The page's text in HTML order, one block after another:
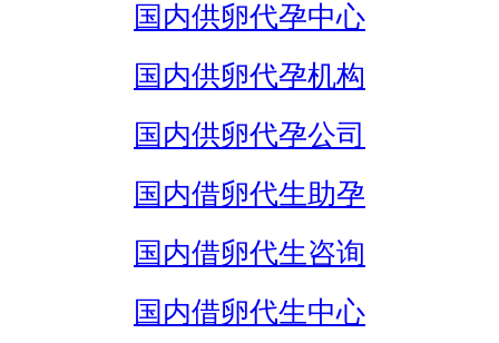
国内供卵代孕中心
国内供卵代孕机构
国内供卵代孕公司
国内借卵代生助孕
国内借卵代生咨询
国内借卵代生中心